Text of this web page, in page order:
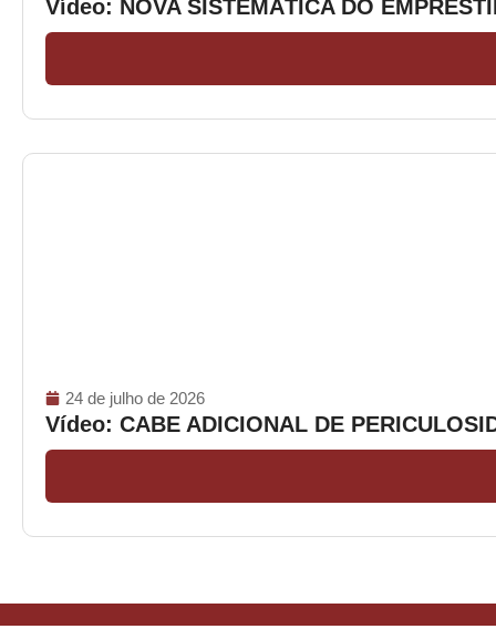
Vídeo: NOVA SISTEMÁTICA DO
24 de julho de 2026
Vídeo: CABE ADICIONAL DE